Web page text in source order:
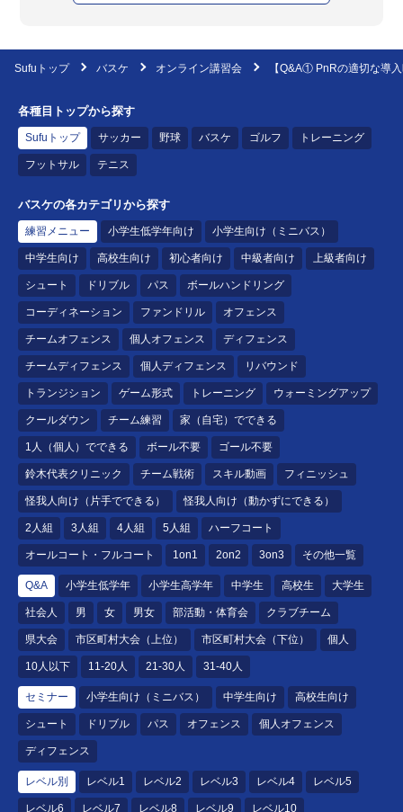
Sufuトップ バスケ オンライン講習会 【Q&A① PnRの適切な導
各種目トップから探す
Sufuトップ サッカー 野球 バスケ ゴルフ トレーニング
フットサル テニス
バスケの各カテゴリから探す
練習メニュー 小学生低学年向け 小学生向け（ミニバス）
中学生向け 高校生向け 初心者向け 中級者向け 上級者向け
シュート ドリブル パス ボールハンドリング
コーディネーション ファンドリル オフェンス
チームオフェンス 個人オフェンス ディフェンス
チームディフェンス 個人ディフェンス リバウンド
トランジション ゲーム形式 トレーニング ウォーミングアップ
クールダウン チーム練習 家（自宅）でできる
1人（個人）でできる ボール不要 ゴール不要
鈴木代表クリニック チーム戦術 スキル動画 フィニッシュ
怪我人向け（片手でできる） 怪我人向け（動かずにできる）
2人組 3人組 4人組 5人組 ハーフコート
オールコート・フルコート 1on1 2on2 3on3 その他一覧
Q&A 小学生低学年 小学生高学年 中学生 高校生 大学生
社会人 男 女 男女 部活動・体育会 クラブチーム
県大会 市区町村大会（上位） 市区町村大会（下位） 個人
10人以下 11-20人 21-30人 31-40人
セミナー 小学生向け（ミニバス） 中学生向け 高校生向け
シュート ドリブル パス オフェンス 個人オフェンス
ディフェンス
レベル別 レベル1 レベル2 レベル3 レベル4 レベル5
レベル6 レベル7 レベル8 レベル9 レベル10